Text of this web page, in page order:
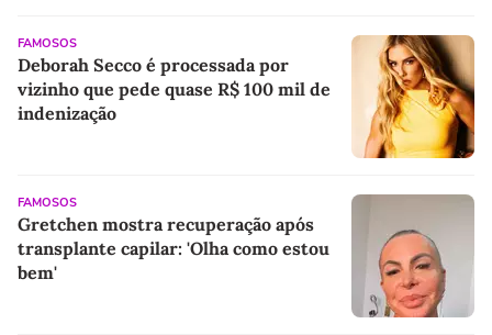
FAMOSOS
Deborah Secco é processada por
vizinho que pede quase R$ 100 mil de
indenização
FAMOSOS
Gretchen mostra recuperação após
transplante capilar: 'Olha como estou
bem'